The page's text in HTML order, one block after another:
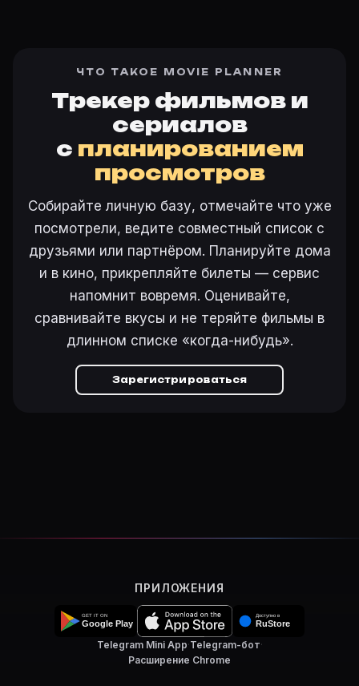
ЧТО ТАКОЕ MOVIE PLANNER
Трекер фильмов и
сериалов
с планированием
просмотров
Собирайте личную базу, отмечайте что уже
посмотрели, ведите совместный список с
друзьями или партнёром. Планируйте дома
и в кино, прикрепляйте билеты — сервис
напомнит вовремя. Оценивайте,
сравнивайте вкусы и не теряйте фильмы в
длинном списке «когда-нибудь».
Зарегистрироваться
ПРИЛОЖЕНИЯ
Telegram Mini App·Telegram-бот·
Расширение Chrome